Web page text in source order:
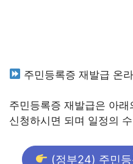
주민등록증 재발급 온
주민등록증 재발급은 아
신청하시면 되며 일정의
(정부24) 주민